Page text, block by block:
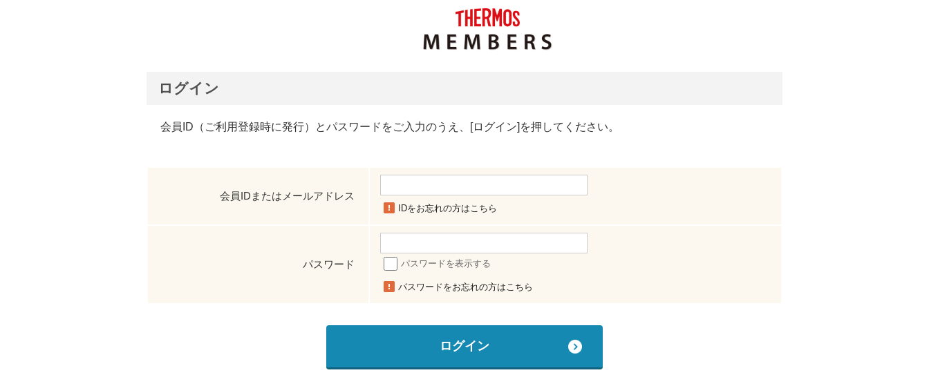
ログイン
会員ID（ご利用登録時に発行）とパスワードをご入力のうえ、[ログイン]を押してください。
会員IDまたはメールアドレス
IDをお忘れの方はこちら
パスワード パスワードを表示する
パスワードをお忘れの方はこちら